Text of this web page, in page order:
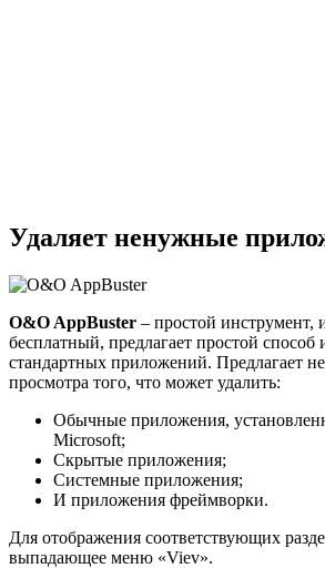
Удаляет ненужные
O&O AppBuster – простой инструмент,
бесплатный, предлагает простой способ
стандартных приложений. Предлагает
просмотра того, что может удалить:
Обычные приложения,
Microsoft;
Скрытые приложения;
Системные приложения;
И приложения фреймворки.
Для отображения соответствующих
выпадающее меню «Viev».